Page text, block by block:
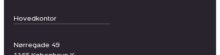
Hovedkontor
Nørregade 49